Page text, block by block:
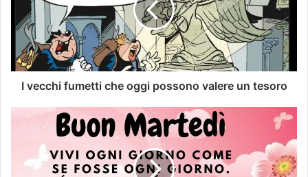
I vecchi fumetti che oggi possono valere un tesoro